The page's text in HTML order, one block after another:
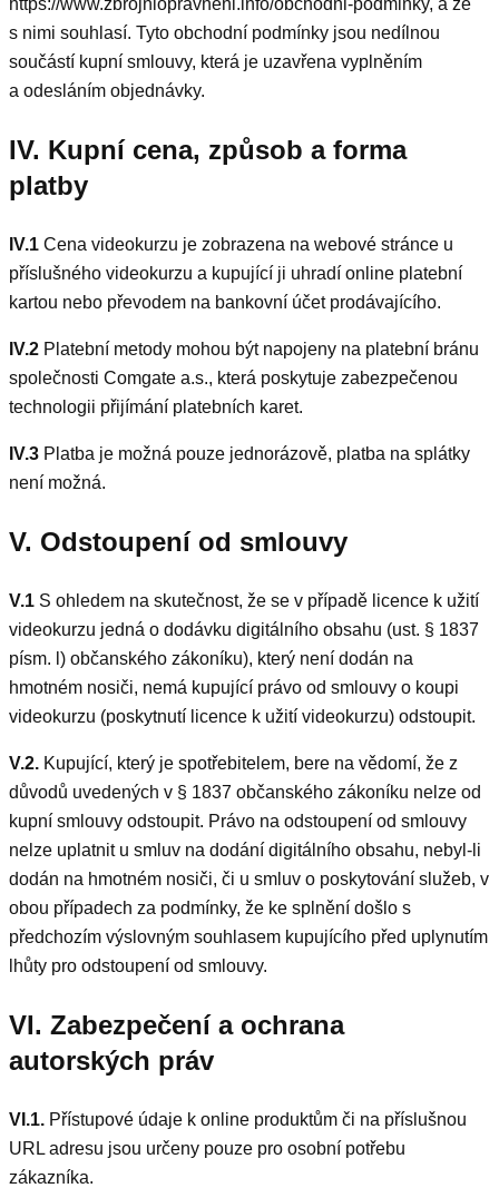
https://www.zbrojniopravneni.info/obchodni-podminky, a že
s nimi souhlasí. Tyto obchodní podmínky jsou nedílnou
součástí kupní smlouvy, která je uzavřena vyplněním
a odesláním objednávky.
IV. Kupní cena, způsob a forma
platby
IV.1 Cena videokurzu je zobrazena na webové stránce u
příslušného videokurzu a kupující ji uhradí online platební
kartou nebo převodem na bankovní účet prodávajícího.
IV.2 Platební metody mohou být napojeny na platební bránu
společnosti Comgate a.s., která poskytuje zabezpečenou
technologii přijímání platebních karet.
IV.3 Platba je možná pouze jednorázově, platba na splátky
není možná.
V. Odstoupení od smlouvy
V.1 S ohledem na skutečnost, že se v případě licence k užití
videokurzu jedná o dodávku digitálního obsahu (ust. § 1837
písm. l) občanského zákoníku), který není dodán na
hmotném nosiči, nemá kupující právo od smlouvy o koupi
videokurzu (poskytnutí licence k užití videokurzu) odstoupit.
V.2. Kupující, který je spotřebitelem, bere na vědomí, že z
důvodů uvedených v § 1837 občanského zákoníku nelze od
kupní smlouvy odstoupit. Právo na odstoupení od smlouvy
nelze uplatnit u smluv na dodání digitálního obsahu, nebyl-li
dodán na hmotném nosiči, či u smluv o poskytování služeb, v
obou případech za podmínky, že ke splnění došlo s
předchozím výslovným souhlasem kupujícího před uplynutím
lhůty pro odstoupení od smlouvy.
VI. Zabezpečení a ochrana
autorských práv
VI.1. Přístupové údaje k online produktům či na příslušnou
URL adresu jsou určeny pouze pro osobní potřebu
zákazníka.